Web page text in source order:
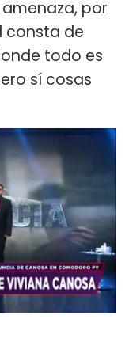
por
consta de
todo es
sí cosas